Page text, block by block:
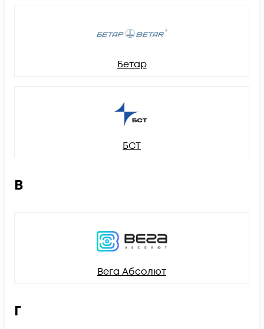
Бетар
БСТ
В
Вега Абсолют
Г